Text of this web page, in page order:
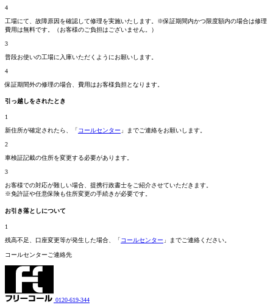
4
工場にて、故障原因を確認して修理を実施いたします。 ※保証期間内かつ限度額内の場合は修理
費用は無料です。
（お客様のご負担はございません。）
3
普段お使いの工場に入庫いただくようにお願いします。
4
保証期間外の修理の場合、費用はお客様負担となります。
引っ越しをされたとき
1
新住所が確定されたら、「コールセンター 」までご連絡をお願いします。
2
車検証記載の住所を変更する必要があります。
3
お客様での対応が難しい場合、提携行政書士をご紹介させていただきます。
※免許証や任意保険も住所変更の手続きが必要です。
お引き落としについて
1
残高不足、口座変更等が発生した場合、「コールセンター 」までご連絡ください。
コールセンターご連絡先
0120-619-344